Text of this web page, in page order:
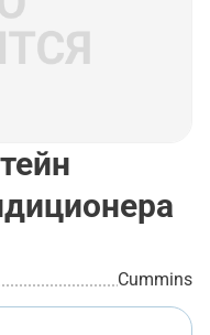
Cummins